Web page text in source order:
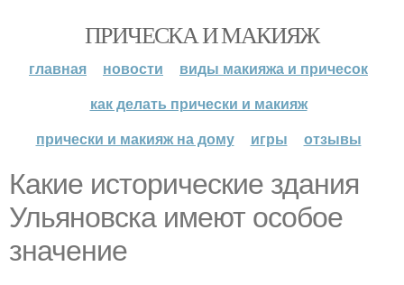
ПРИЧЕСКА И МАКИЯЖ
главная новости
виды макияжа и причесок
как делать прически и макияж
прически и макияж на дому
игры отзывы
Какие исторические здания
Ульяновска имеют особое
значение